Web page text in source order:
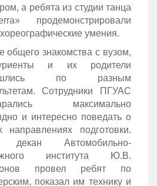
а ребята из студии танца
продемонстрировали
умения.
общего знакомства с вузом,
и их родители
по разным
Сотрудники ПГУАС
максимально
и интересно поведать о
направлениях подготовки.
декан Автомобильно-
института Ю.В.
провел ребят по
показал им технику и